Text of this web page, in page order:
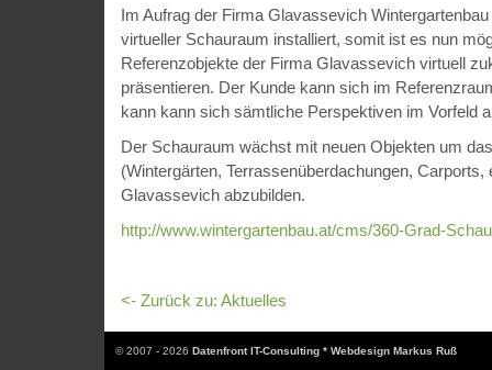
Im Aufrag der Firma Glavassevich
virtueller Schauraum installiert, somit ist es nun
Referenzobjekte der Firma Glavassevich virtuell
präsentieren. Der Kunde kann sich im
kann kann sich sämtliche Perspektiven im Vorfeld
Der Schauraum wächst mit neuen Objekten um
(Wintergärten, Terrassenüberdachungen, Carports,
Glavassevich abzubilden.
http://www.wintergartenbau.at/cms/360-Grad-
<- Zurück zu: Aktuelles
© 2007 - 2026 Datenfront IT-Consulting * Webdesign Markus Ruß